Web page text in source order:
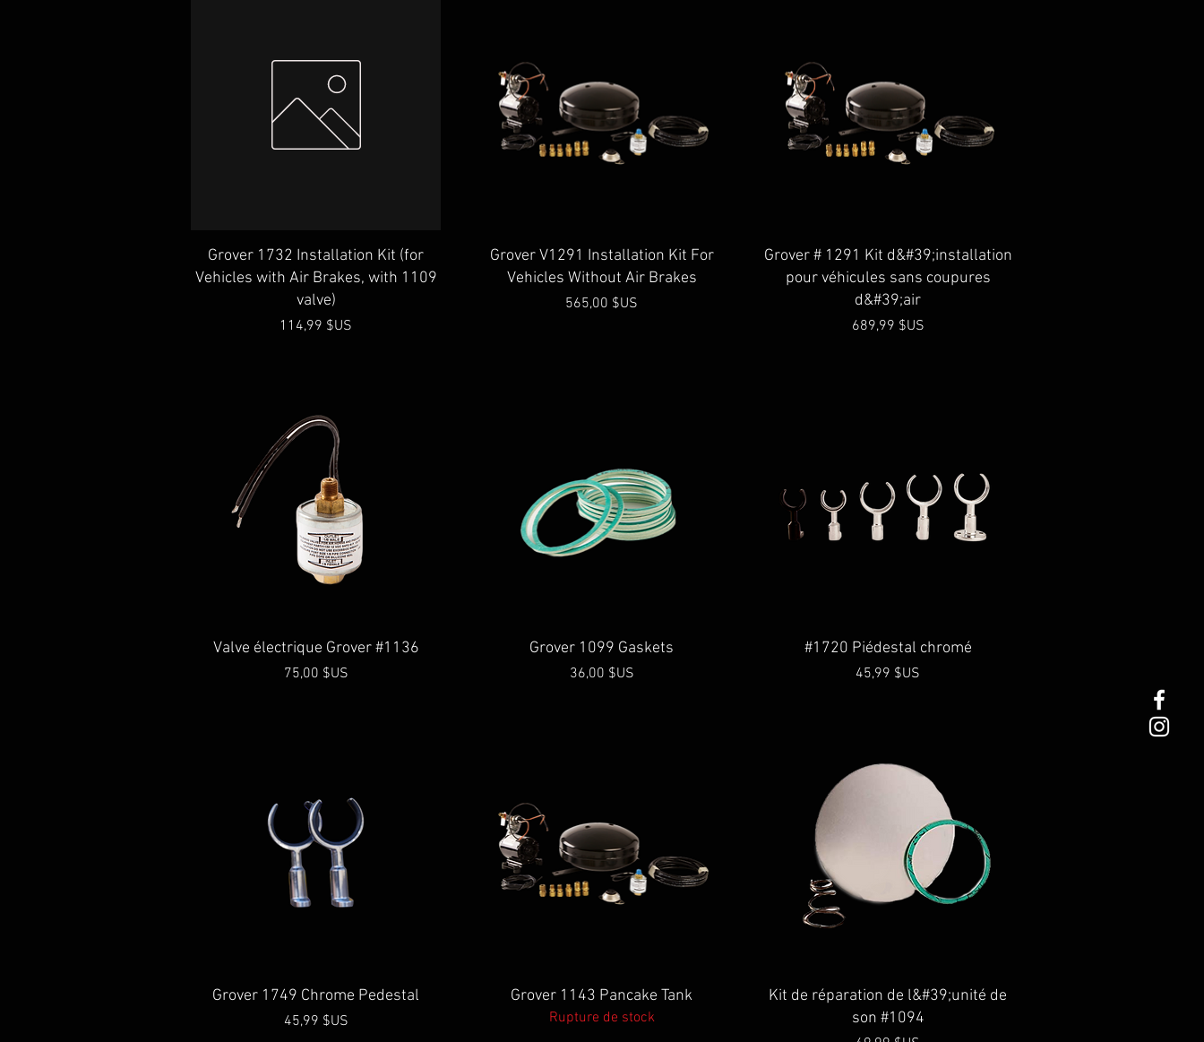
Aperçu rapide
Grover 1732 Installation Kit (for
Vehicles with Air Brakes, with 1109
valve)
Prix
114,99 $US
Aperçu rapide
Grover V1291 Installation Kit For
Vehicles Without Air Brakes
Prix
565,00 $US
Aperçu rapide
Grover # 1291 Kit d&#39;installation
pour véhicules sans coupures
d&#39;air
Prix
689,99 $US
Aperçu rapide
Valve électrique Grover #1136
Prix
75,00 $US
Aperçu rapide
Grover 1099 Gaskets
Prix
36,00 $US
Aperçu rapide
#1720 Piédestal chromé
Prix
45,99 $US
Aperçu rapide
Grover 1749 Chrome Pedestal
Prix
45,99 $US
Aperçu rapide
Grover 1143 Pancake Tank
Rupture de stock
Aperçu rapide
Kit de réparation de l&#39;unité de
son #1094